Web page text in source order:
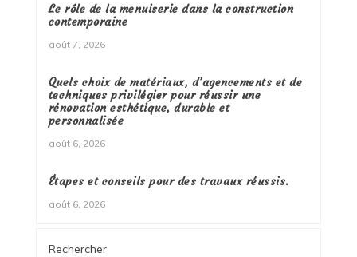
Le rôle de la menuiserie dans la construction
contemporaine
août 7, 2026
Quels choix de matériaux, d’agencements et de
techniques privilégier pour réussir une
rénovation esthétique, durable et
personnalisée
août 6, 2026
Étapes et conseils pour des travaux réussis.
août 6, 2026
Rechercher